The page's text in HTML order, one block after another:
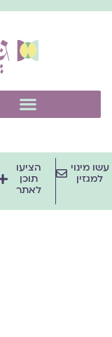
לתוכן
עשו מינוי
למגזין
הציעו
תוכן
לאתר